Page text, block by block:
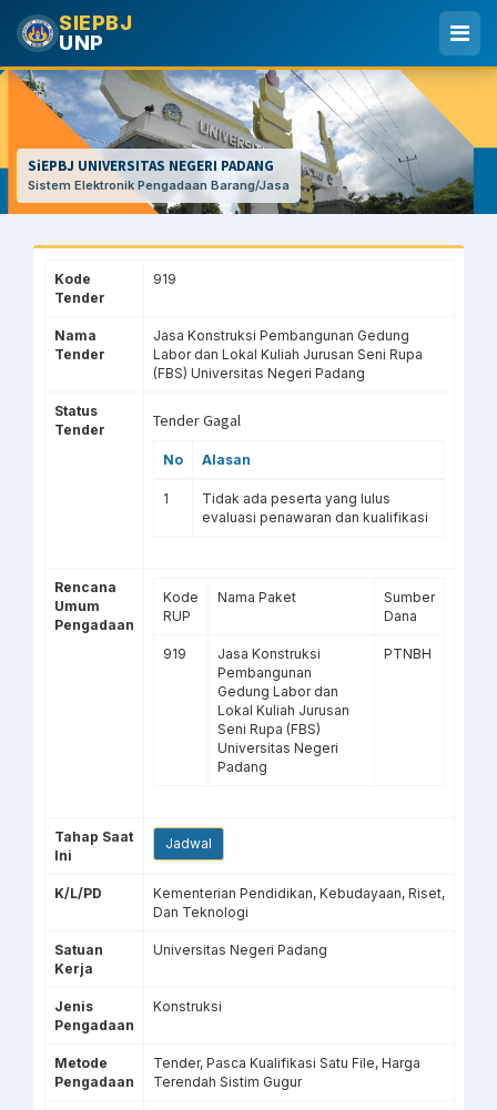
SIEPBJ
UNP
SiEPBJ UNIVERSITAS NEGERI PADANG
Sistem Elektronik Pengadaan Barang/Jasa
Kode
Tender
919
Nama
Tender
Jasa Konstruksi Pembangunan Gedung
Labor dan Lokal Kuliah Jurusan Seni Rupa
(FBS) Universitas Negeri Padang
Status
Tender
Tender Gagal
No Alasan
1
Tidak ada peserta yang lulus
evaluasi penawaran dan kualifikasi
Rencana
Umum
Pengadaan
Kode
RUP
Nama Paket
Sumber
Dana
919
Jasa Konstruksi
Pembangunan
Gedung Labor dan
Lokal Kuliah Jurusan
Seni Rupa (FBS)
Universitas Negeri
Padang
PTNBH
Tahap Saat
Ini
Jadwal
K/L/PD
Kementerian Pendidikan, Kebudayaan, Riset,
Dan Teknologi
Satuan
Kerja
Universitas Negeri Padang
Jenis
Pengadaan
Konstruksi
Metode
Pengadaan
Tender, Pasca Kualifikasi Satu File, Harga
Terendah Sistim Gugur